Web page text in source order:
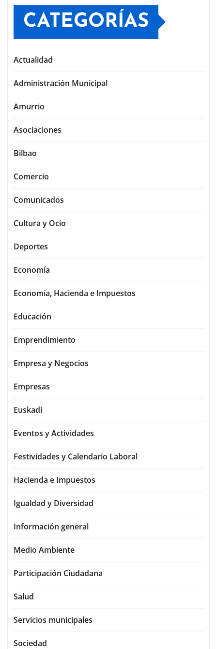
CATEGORÍAS
Actualidad
Administración Municipal
Amurrio
Asociaciones
Bilbao
Comercio
Comunicados
Cultura y Ocio
Deportes
Economía
Economía, Hacienda e Impuestos
Educación
Emprendimiento
Empresa y Negocios
Empresas
Euskadi
Eventos y Actividades
Festividades y Calendario Laboral
Hacienda e Impuestos
Igualdad y Diversidad
Información general
Medio Ambiente
Participación Ciudadana
Salud
Servicios municipales
Sociedad